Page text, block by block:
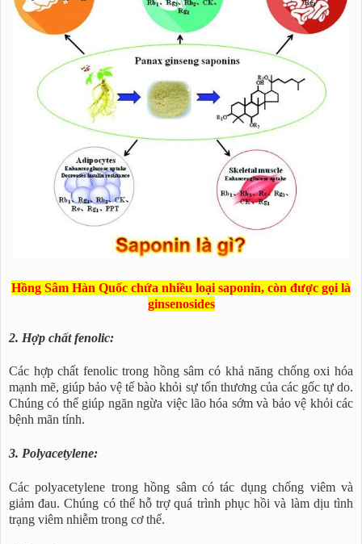
Hồng Sâm Hàn Quốc chứa nhiều loại saponin, còn được gọi là
ginsenosides
2. Hợp chất fenolic:
Các hợp chất fenolic trong hồng sâm có khả năng chống oxi hóa
mạnh mẽ, giúp bảo vệ tế bào khỏi sự tổn thương của các gốc tự do.
Chúng có thể giúp ngăn ngừa việc lão hóa sớm và bảo vệ khỏi các
bệnh mãn tính.
3. Polyacetylene:
Các polyacetylene trong hồng sâm có tác dụng chống viêm và
giảm đau. Chúng có thể hỗ trợ quá trình phục hồi và làm dịu tình
trạng viêm nhiễm trong cơ thể.